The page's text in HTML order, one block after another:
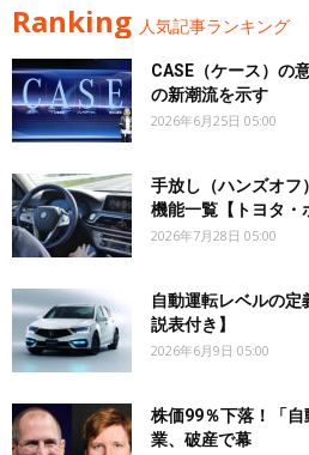
Ranking 人気記事ランキング
CASE（ケース）の
の新潮流を示す
2026年6月25日 05:00
手放し（ハンズオフ
機能一覧【トヨタ・
2026年7月28日 05:00
自動運転レベルの定
説表付き】
2026年6月9日 05:00
株価99％下落！「
業、破産で幕